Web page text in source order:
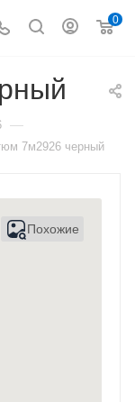
0
—
7м2926 черный
Похожие